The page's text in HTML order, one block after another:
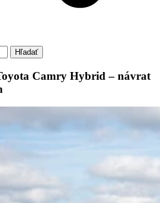
Hľadať
Camry Hybrid – návrat